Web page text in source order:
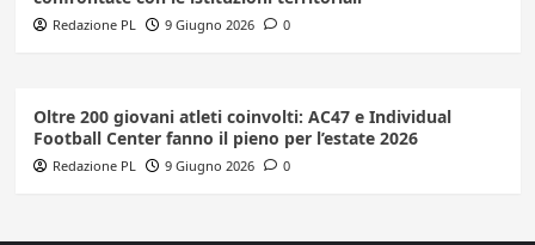
Redazione PL 9 Giugno 2026 0
Oltre 200 giovani atleti coinvolti: AC47 e Individual
Football Center fanno il pieno per l’estate 2026
Redazione PL 9 Giugno 2026 0